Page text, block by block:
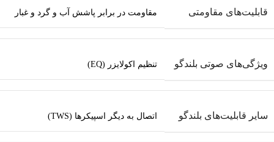
قابلیت‌های مقاومتی مقاومت در برابر پاشش آب و گرد و غبار
ویژگی‌های صوتی بلندگو تنظیم اکولایزر (EQ)
سایر قابلیت‌های بلندگو اتصال به دیگر اسپیکرها (TWS)